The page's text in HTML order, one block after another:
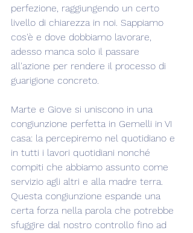
perfezione, raggiungendo un certo
livello di chiarezza in noi. Sappiamo
cos'è e dove dobbiamo lavorare,
adesso manca solo il passare
all'azione per rendere il processo di
guarigione concreto.
Marte e Giove si uniscono in una
congiunzione perfetta in Gemelli in VI
casa: la percepiremo nel quotidiano e
in tutti i lavori quotidiani nonché
compiti che abbiamo assunto come
servizio agli altri e alla madre terra.
Questa congiunzione espande una
certa forza nella parola che potrebbe
sfuggire dal nostro controllo fino ad